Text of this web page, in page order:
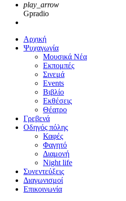
play_arrow
Gpradio
Αρχική
Ψυχαγωγία
Μουσικά Νέα
Εκπομπές
Σινεμά
Events
Βιβλίο
Εκθέσεις
Θέατρο
Γρεβενά
Οδηγός πόλης
Καφές
Φαγητό
Διαμονή
Night life
Συνεντεύξεις
Διαγωνισμοί
Επικοινωνία